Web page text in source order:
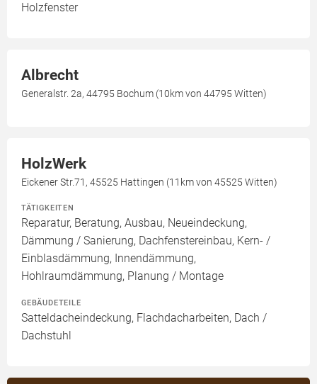
Holzfenster
Albrecht
Generalstr. 2a, 44795 Bochum (10km von 44795 Witten)
HolzWerk
Eickener Str.71, 45525 Hattingen (11km von 45525 Witten)
TÄTIGKEITEN
Reparatur, Beratung, Ausbau, Neueindeckung,
Dämmung / Sanierung, Dachfenstereinbau, Kern- /
Einblasdämmung, Innendämmung,
Hohlraumdämmung, Planung / Montage
GEBÄUDETEILE
Satteldacheindeckung, Flachdacharbeiten, Dach /
Dachstuhl